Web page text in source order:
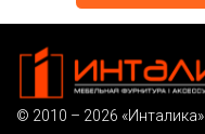
© 2010 – 2026 «Инталика»